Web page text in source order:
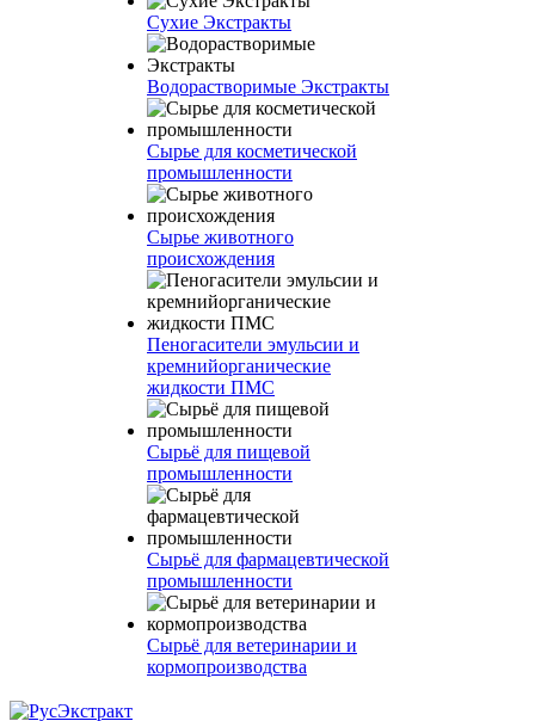
Сухие Экстракты
Водорастворимые Экстракты
Сырье для косметической
промышленности
Сырье животного
происхождения
Пеногасители эмульсии и
кремнийорганические
жидкости ПМС
Сырьё для пищевой
промышленности
Сырьё для фармацевтической
промышленности
Сырьё для ветеринарии и
кормопроизводства